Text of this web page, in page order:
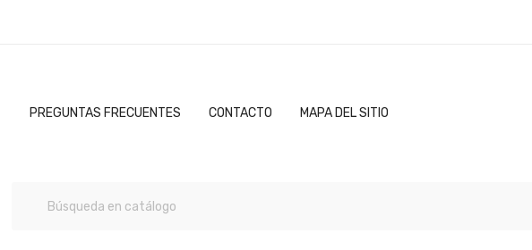
PREGUNTAS FRECUENTES CONTACTO MAPA DEL SITIO